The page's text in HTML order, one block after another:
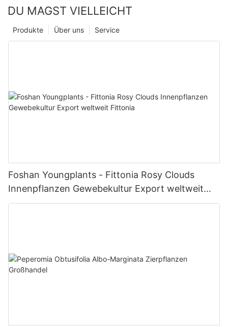
DU MAGST VIELLEICHT
Service
Über uns
Produkte
Foshan Youngplants - Fittonia Rosy Clouds
Innenpflanzen Gewebekultur Export weltweit
Fittonia